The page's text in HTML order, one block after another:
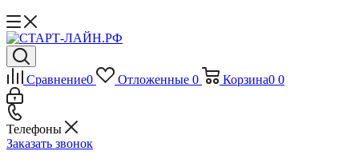
Сравнение0 Отложенные 0 Корзина0 0
Телефоны
Заказать звонок